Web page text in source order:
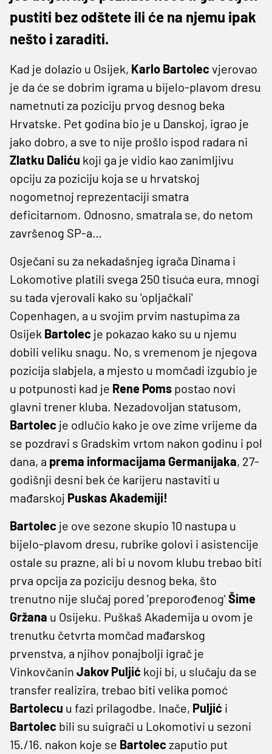
pustiti bez odštete ili će na njemu ipak
nešto i zaraditi.
Kad je dolazio u Osijek, Karlo Bartolec vjerovao
je da će se dobrim igrama u bijelo-plavom dresu
nametnuti za poziciju prvog desnog beka
Hrvatske. Pet godina bio je u Danskoj, igrao je
jako dobro, a sve to nije prošlo ispod radara ni
Zlatku Daliću koji ga je vidio kao zanimljivu
opciju za poziciju koja se u hrvatskoj
nogometnoj reprezentaciji smatra
deficitarnom. Odnosno, smatrala se, do netom
završenog SP-a…
Osječani su za nekadašnjeg igrača Dinama i
Lokomotive platili svega 250 tisuća eura, mnogi
su tada vjerovali kako su 'opljačkali'
Copenhagen, a u svojim prvim nastupima za
Osijek Bartolec je pokazao kako su u njemu
dobili veliku snagu. No, s vremenom je njegova
pozicija slabjela, a mjesto u momčadi izgubio je
u potpunosti kad je Rene Poms postao novi
glavni trener kluba. Nezadovoljan statusom,
Bartolec je odlučio kako je ove zime vrijeme da
se pozdravi s Gradskim vrtom nakon godinu i pol
dana, a prema informacijama Germanijaka, 27-
godišnji desni bek će karijeru nastaviti u
mađarskoj Puskas Akademiji!
Bartolec je ove sezone skupio 10 nastupa u
bijelo-plavom dresu, rubrike golovi i asistencije
ostale su prazne, ali bi u novom klubu trebao biti
prva opcija za poziciju desnog beka, što
trenutno nije slučaj pored 'preporođenog' Šime
Gržana u Osijeku. Puškaš Akademija u ovom je
trenutku četvrta momčad mađarskog
prvenstva, a njihov ponajbolji igrač je
Vinkovčanin Jakov Puljić koji bi, u slučaju da se
transfer realizira, trebao biti velika pomoć
Bartolecu u fazi prilagodbe. Inače, Puljić i
Bartolec bili su suigrači u Lokomotivi u sezoni
15./16. nakon koje se Bartolec zaputio put